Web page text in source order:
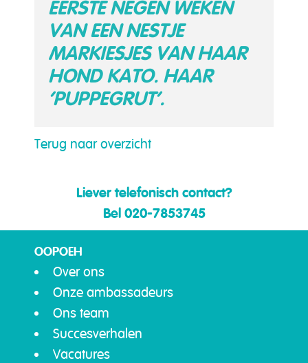
EERSTE NEGEN WEKEN
VAN EEN NESTJE
MARKIESJES VAN HAAR
HOND KATO. HAAR
‘PUPPEGRUT’.
Terug naar overzicht
Liever telefonisch contact?
Bel 020-7853745
OOPOEH
Over ons
Onze ambassadeurs
Ons team
Succesverhalen
Vacatures